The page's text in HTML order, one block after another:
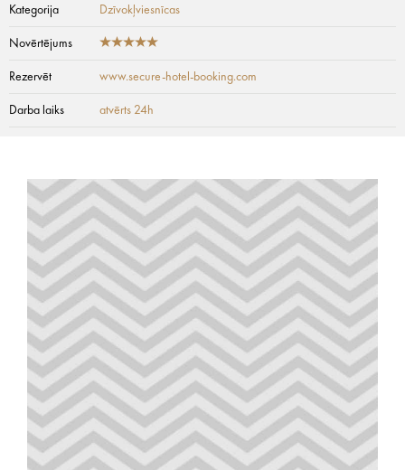
Kategorija Dzīvokļviesnīcas
Novērtējums
Rezervēt www.secure-hotel-booking.com
Darba laiks atvērts 24h